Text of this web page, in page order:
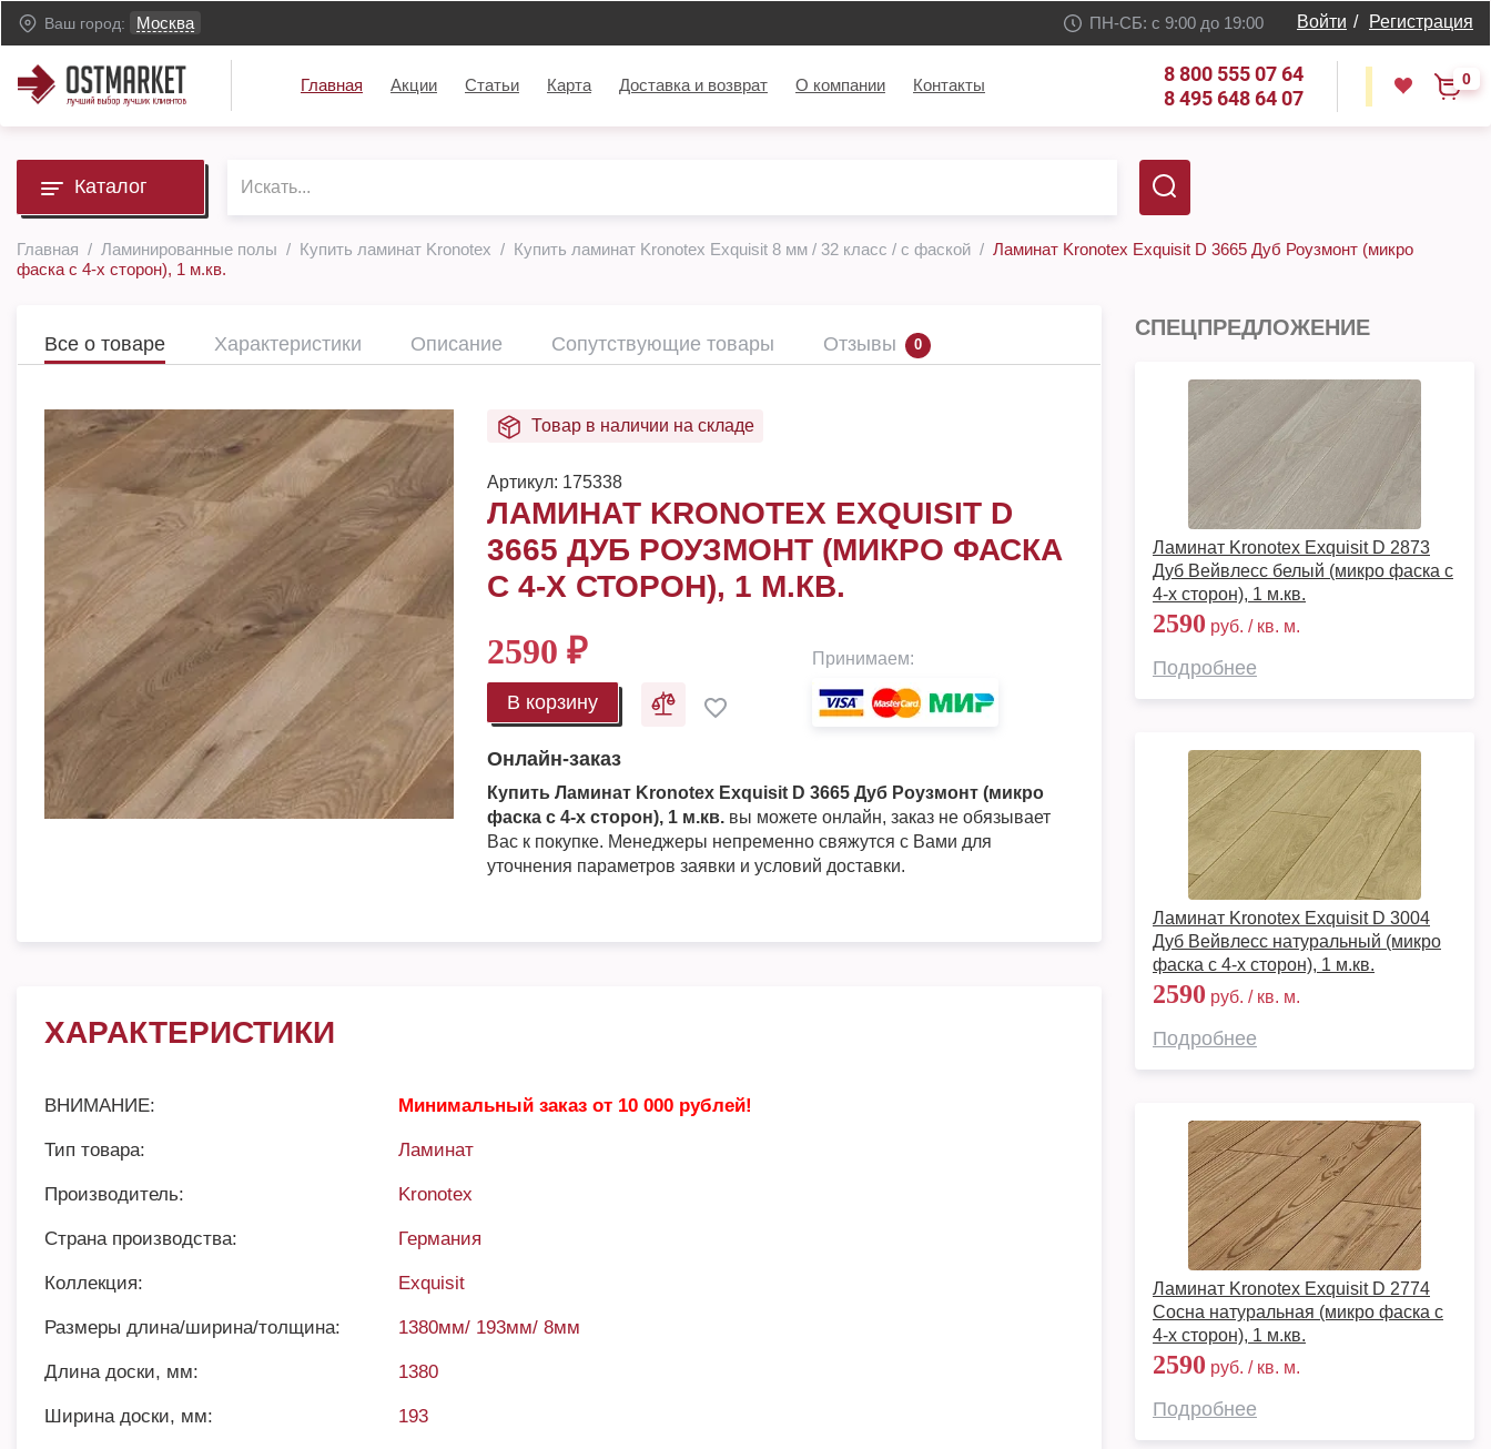
Ваш город: Москва ПН-СБ: с 9:00 до 19:00 Войти / Регистрация
Главная Акции Статьи Карта Доставка и возврат О компании Контакты
8 800 555 07 64
8 495 648 64 07
0
Каталог
Главная Ламинированные полы Купить ламинат Kronotex Купить ламинат Kronotex Exquisit 8 мм / 32 класс / с фаской
Ламинат Kronotex Exquisit D 3665 Дуб Роузмонт (микро
фаска с 4-х сторон), 1 м.кв.
Все о товаре Характеристики Описание Сопутствующие товары Отзывы 0
Товар в наличии на складе
Артикул: 175338
ЛАМИНАТ KRONOTEX EXQUISIT D
3665 ДУБ РОУЗМОНТ (МИКРО ФАСКА
С 4-Х СТОРОН), 1 М.КВ.
2590 ₽
В корзину
Принимаем:
Онлайн-заказ
Купить Ламинат Kronotex Exquisit D 3665 Дуб Роузмонт (микро
фаска с 4-х сторон), 1 м.кв. вы можете онлайн, заказ не обязывает
Вас к покупке. Менеджеры непременно свяжутся с Вами для
уточнения параметров заявки и условий доставки.
ХАРАКТЕРИСТИКИ
ВНИМАНИЕ: Минимальный заказ от 10 000 рублей!
Тип товара: Ламинат
Производитель: Kronotex
Страна производства: Германия
Коллекция: Exquisit
Размеры длина/ширина/толщина: 1380мм/ 193мм/ 8мм
Длина доски, мм: 1380
Ширина доски, мм: 193
СПЕЦПРЕДЛОЖЕНИЕ
Ламинат Kronotex Exquisit D 2873
Дуб Вейвлесс белый (микро фаска с
4-х сторон), 1 м.кв.
2590 руб. / кв. м.
Подробнее
Ламинат Kronotex Exquisit D 3004
Дуб Вейвлесс натуральный (микро
фаска с 4-х сторон), 1 м.кв.
2590 руб. / кв. м.
Подробнее
Ламинат Kronotex Exquisit D 2774
Сосна натуральная (микро фаска с
4-х сторон), 1 м.кв.
2590 руб. / кв. м.
Подробнее